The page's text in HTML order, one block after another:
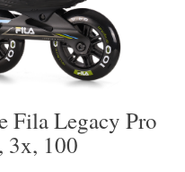
Fila Legacy Pro
3x, 100